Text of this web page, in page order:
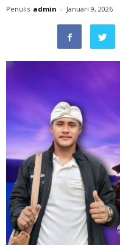
Penulis admin - Januari 9, 2026